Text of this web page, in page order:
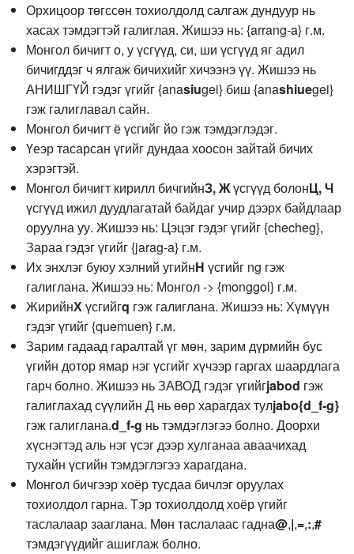
Орхицоор төгссөн тохиолдолд салгаж дундуур нь
хасах тэмдэгтэй галиглая. Жишээ нь: {arrang-a} г.м.
Монгол бичигт о, у үсгүүд, си, ши үсгүүд яг адил
бичигддэг ч ялгаж бичихийг хичээнэ үү. Жишээ нь
АНИШГҮЙ гэдэг үгийг {anasiugei} биш {anashiuegei}
гэж галиглавал сайн.
Монгол бичигт ё үсгийг йо гэж тэмдэглэдэг.
Үеэр тасарсан үгийг дундаа хоосон зайтай бичих
хэрэгтэй.
Монгол бичигт кирилл бичгийнЗ, Жүсгүүд болонЦ, Ч
үсгүүд ижил дуудлагатай байдаг учир дээрх байдлаар
оруулна уу. Жишээ нь: Цэцэг гэдэг үгийг {checheg},
Зараа гэдэг үгийг {jarag-a} г.м.
Их энхлэг буюу хэлний угийнН үсгийг ng гэж
галиглана. Жишээ нь: Монгол -> {monggol} г.м.
ЖирийнХүсгийгq гэж галиглана. Жишээ нь: Хүмүүн
гэдэг үгийг {quemuen} г.м.
Зарим гадаад гаралтай үг мөн, зарим дүрмийн бус
үгийн дотор ямар нэг үсгийг хүчээр гаргах шаардлага
гарч болно. Жишээ нь ЗАВОД гэдэг үгийгjabod гэж
галиглахад сүүлийн Д нь өөр харагдах тулjabo{d_f-g}
гэж галиглана.d_f-g нь тэмдэглэгээ болно. Доорхи
хүснэгтэд аль нэг үсэг дээр хулганаа аваачихад
тухайн үсгийн тэмдэглэгээ харагдана.
Монгол бичгээр хоёр тусдаа бичлэг оруулах
тохиолдол гарна. Тэр тохиолдолд хоёр үгийг
таслалаар зааглана. Мөн таслалаас гадна@,|,=,:,#
тэмдэгүүдийг ашиглаж болно.